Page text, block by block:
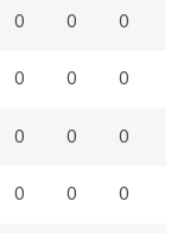
0 0 0
0 0 0
0 0 0
0 0 0